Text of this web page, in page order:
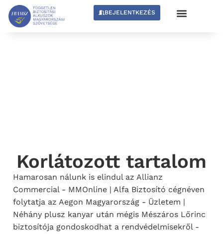
BEJELENTKEZÉS
Korlátozott tartalom
Hamarosan nálunk is elindul az Allianz
Commercial - MMOnline | Alfa Biztosító cégnéven
folytatja az Aegon Magyarország - Üzletem |
Néhány plusz kanyar után mégis Mészáros Lőrinc
biztosítója gondoskodhat a rendvédelmisekről -